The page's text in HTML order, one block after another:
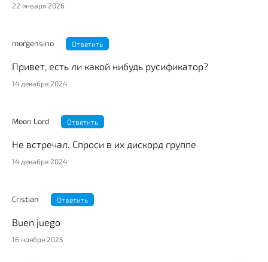
22 января 2026
morgensino Ответить
Привет, есть ли какой нибудь русификатор?
14 декабря 2024
Moon Lord Ответить
Не встречал. Спроси в их дискорд группе
14 декабря 2024
Cristian Ответить
Buen juego
16 ноября 2025